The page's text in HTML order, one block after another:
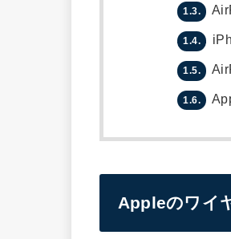
1.3.
1.4.
1.5.
1.6.
Appleのワイ